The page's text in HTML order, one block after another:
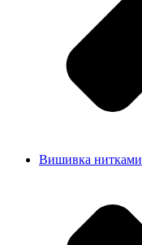
Вишивка нитками